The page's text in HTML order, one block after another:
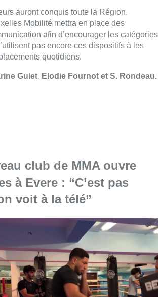
auront conquis toute la Région,
Mobilité mettra en place des
afin d’encourager les catégories
pas encore ces dispositifs à les
quotidiens.
Guiet, Elodie Fournot et S. Rondeau.
club de MMA ouvre
à Evere : “C’est pas
voit à la télé”